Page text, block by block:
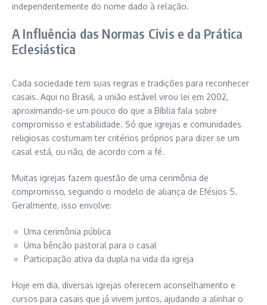
independentemente do nome dado à relação.
A Influência das Normas Civis e da Prática
Eclesiástica
Cada sociedade tem suas regras e tradições para reconhecer
casais. Aqui no Brasil, a união estável virou lei em 2002,
aproximando-se um pouco do que a Bíblia fala sobre
compromisso e estabilidade. Só que igrejas e comunidades
religiosas costumam ter critérios próprios para dizer se um
casal está, ou não, de acordo com a fé.
Muitas igrejas fazem questão de uma cerimônia de
compromisso, seguindo o modelo de aliança de Efésios 5.
Geralmente, isso envolve:
Uma cerimônia pública
Uma bênção pastoral para o casal
Participação ativa da dupla na vida da igreja
Hoje em dia, diversas igrejas oferecem aconselhamento e
cursos para casais que já vivem juntos, ajudando a alinhar o